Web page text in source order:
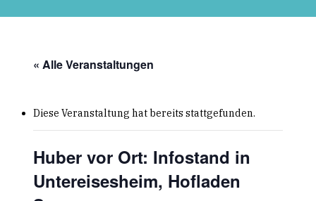
« Alle Veranstaltungen
Diese Veranstaltung hat bereits stattgefunden.
Huber vor Ort: Infostand in
Untereisesheim, Hofladen